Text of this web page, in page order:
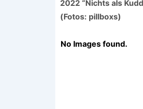
2022 “Nichts als
(Fotos: pillboxs)
No Images found.